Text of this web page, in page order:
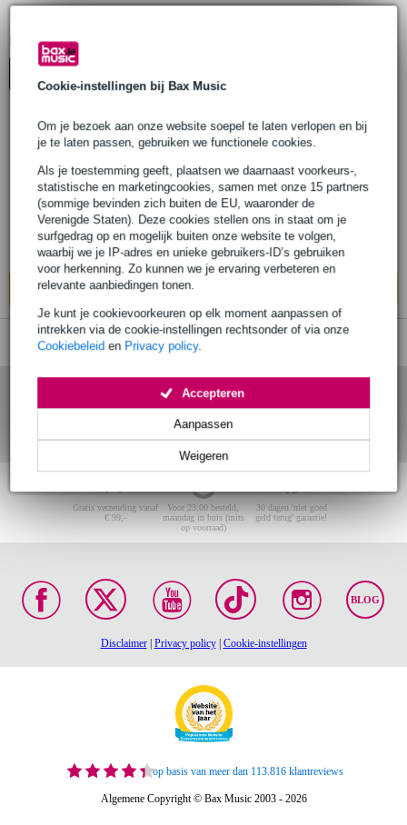
Cookie-instellingen bij Bax Music
Om je bezoek aan onze website soepel te laten verlopen en bij
je te laten passen, gebruiken we functionele cookies.
Als je toestemming geeft, plaatsen we daarnaast voorkeurs-,
statistische en marketingcookies, samen met onze 15 partners
(sommige bevinden zich buiten de EU, waaronder de
Verenigde Staten). Deze cookies stellen ons in staat om je
surfgedrag op en mogelijk buiten onze website te volgen,
waarbij we je IP-adres en unieke gebruikers-ID’s gebruiken
voor herkenning. Zo kunnen we je ervaring verbeteren en
relevante aanbiedingen tonen.
Je kunt je cookievoorkeuren op elk moment aanpassen of
intrekken via de cookie-instellingen rechtsonder of via onze
Cookiebeleid en Privacy policy.
Weigeren
Aanpassen
Accepteren
Neumann Microfoon-cases & hoezen
Er is product gevonden.
Neumann MCM Softcase voor MCM
microfoonsysteem
Adviesprijs € 48,- € 47,-
Op voorraad bij de leverancier
In mijn winkelwagen
Gratis verzending vanaf
€ 99,-
Voor 23:00 besteld,
maandag in huis (mits
op voorraad)
30 dagen 'niet goed
geld terug' garantie!
BLOG
Disclaimer| Privacy policy| Cookie-instellingen
op basis van meer dan 113.816 klantreviews
Algemene Copyright © Bax Music 2003 - 2026